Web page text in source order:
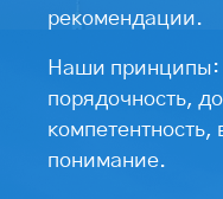
рекомендации.
Наши принципы:
порядочность,
понимание.